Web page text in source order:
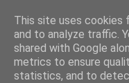
This site uses cookies
and to analyze traffic.
shared with Google
metrics to ensure
statistics, and to